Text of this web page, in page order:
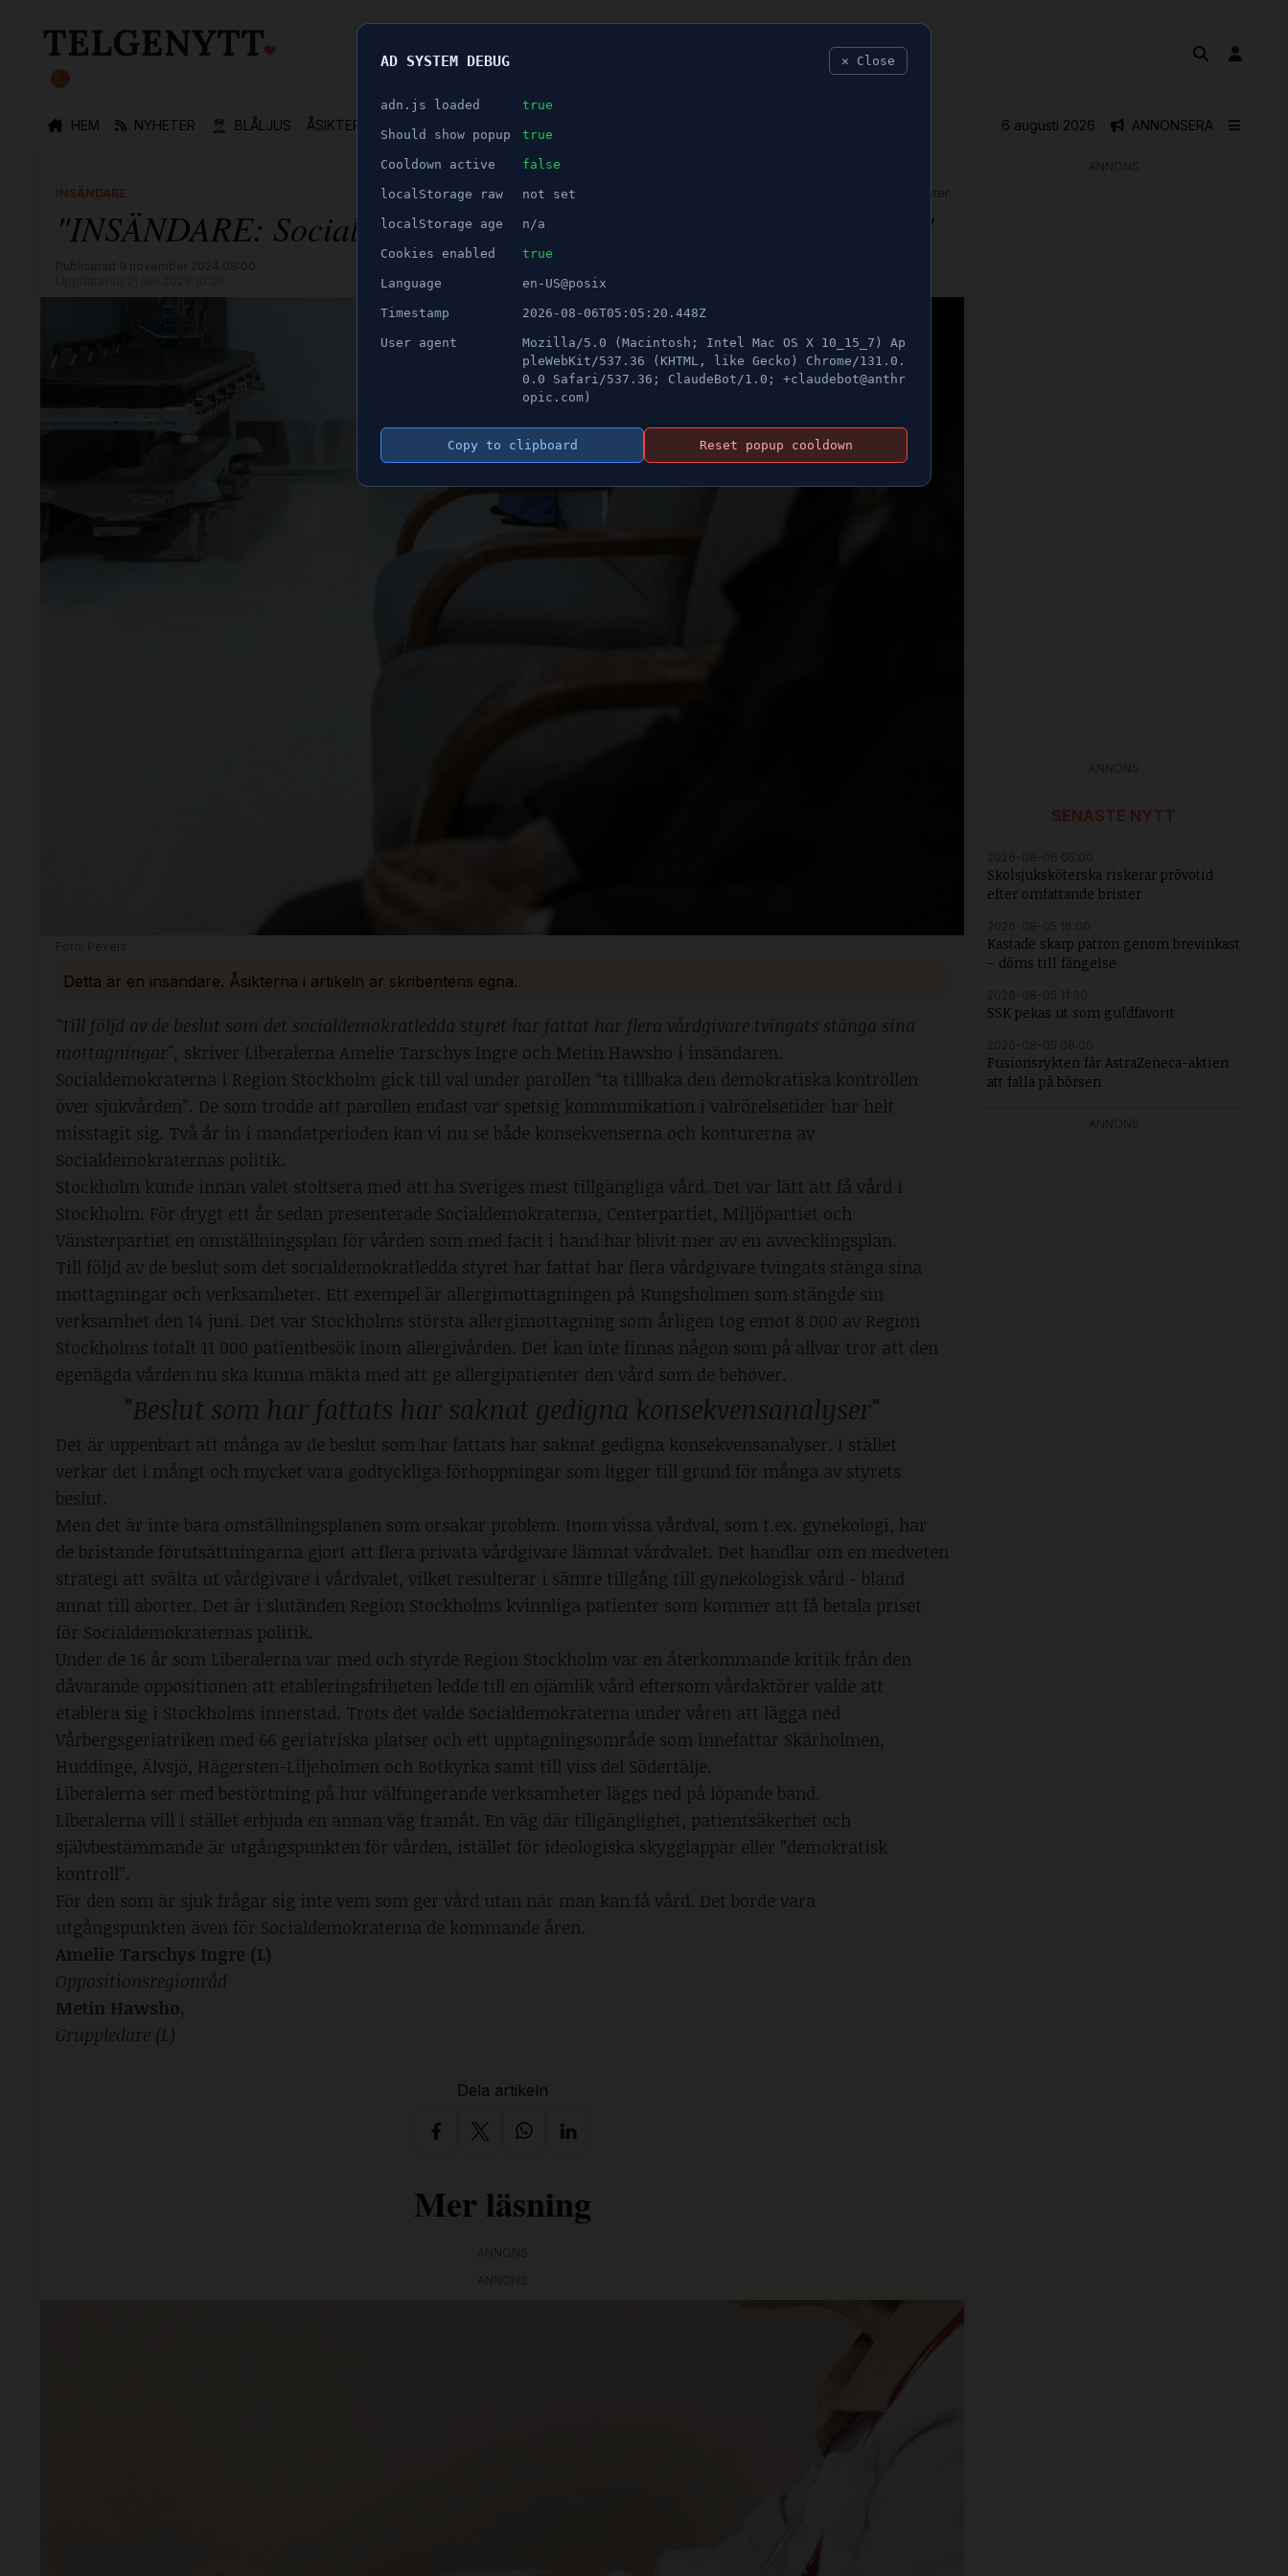
HEM NYHETER 👮🏻‍♂️ BLÅLJUS ÅSIKTER SPORT NÖJE ANNONSERA
6 augusti 2026
ANNONS
INSÄNDARE
"INSÄNDARE: Socialdemokraterna gör det svårare att få vård"
Detta är en insändare. Åsikterna i artikeln är skribentens egna.
"Till följd av de beslut som det socialdemokratledda styret har fattat har flera vårdgivare tvingats stänga sina
mottagningar", skriver Liberalerna Amelie Tarschys Ingre och Metin Hawsho i insändaren.
Socialdemokraterna i Region Stockholm gick till val under parollen “ta tillbaka den demokratiska kontrollen
över sjukvården”. De som trodde att parollen endast var spetsig kommunikation i valrörelsetider har helt
misstagit sig. Två år in i mandatperioden kan vi nu se både konsekvenserna och konturerna av
Socialdemokraternas politik.
Stockholm kunde innan valet stoltsera med att ha Sveriges mest tillgängliga vård. Det var lätt att få vård i
Stockholm. För drygt ett år sedan presenterade Socialdemokraterna, Centerpartiet, Miljöpartiet och
Vänsterpartiet en omställningsplan för vården som med facit i hand har blivit mer av en avvecklingsplan.
Till följd av de beslut som det socialdemokratledda styret har fattat har flera vårdgivare tvingats stänga sina
mottagningar och verksamheter. Ett exempel är allergimottagningen på Kungsholmen som stängde sin
verksamhet den 14 juni. Det var Stockholms största allergimottagning som årligen tog emot 8 000 av Region
Stockholms totalt 11 000 patientbesök inom allergivården. Det kan inte finnas någon som på allvar tror att den
egenägda vården nu ska kunna mäkta med att ge allergipatienter den vård som de behöver.
"Beslut som har fattats har saknat gedigna konsekvensanalyser"
Det är uppenbart att många av de beslut som har fattats har saknat gedigna konsekvensanalyser. I stället
verkar det i mångt och mycket vara godtyckliga förhoppningar som ligger till grund för många av styrets
beslut.
Men det är inte bara omställningsplanen som orsakar problem. Inom vissa vårdval, som t.ex. gynekologi, har
de bristande förutsättningarna gjort att flera privata vårdgivare lämnat vårdvalet. Det handlar om en medveten
strategi att svälta ut vårdgivare i vårdvalet, vilket resulterar i sämre tillgång till gynekologisk vård - bland
annat till aborter. Det är i slutänden Region Stockholms kvinnliga patienter som kommer att få betala priset
för Socialdemokraternas politik.
Under de 16 år som Liberalerna var med och styrde Region Stockholm var en återkommande kritik från den
dåvarande oppositionen att etableringsfriheten ledde till en ojämlik vård eftersom vårdaktörer valde att
etablera sig i Stockholms innerstad. Trots det valde Socialdemokraterna under våren att lägga ned
Vårbergsgeriatriken med 66 geriatriska platser och ett upptagningsområde som innefattar Skärholmen,
Huddinge, Älvsjö, Hägersten-Liljeholmen och Botkyrka samt till viss del Södertälje.
Liberalerna ser med bestörtning på hur välfungerande verksamheter läggs ned på löpande band.
Liberalerna vill i stället erbjuda en annan väg framåt. En väg där tillgänglighet, patientsäkerhet och
självbestämmande är utgångspunkten för vården, istället för ideologiska skygglappar eller ”demokratisk
kontroll”.
För den som är sjuk frågar sig inte vem som ger vård utan när man kan få vård. Det borde vara
utgångspunkten även för Socialdemokraterna de kommande åren.
Amelie Tarschys Ingre (L)
Oppositionsregionråd
Metin Hawsho,
Gruppledare (L)
Dela artikeln
Mer läsning
SENASTE NYTT
Skolsjuksköterska riskerar prövotid
efter omfattande brister
Kastade skarp patron genom brevinkast
– döms till fängelse
SSK pekas ut som guldfavorit
Fusionsrykten får AstraZeneca-aktien
att falla på börsen
AD SYSTEM DEBUG ✕ Close
adn.js loaded true
Should show popup true
Cooldown active false
localStorage raw not set
localStorage age n/a
Cookies enabled true
Language en-US@posix
Timestamp 2026-08-06T05:05:20.448Z
User agent
Mozilla/5.0 (Macintosh; Intel Mac OS X 10_15_7) Ap
pleWebKit/537.36 (KHTML, like Gecko) Chrome/131.0.
0.0 Safari/537.36; ClaudeBot/1.0; +claudebot@anthr
opic.com)
Copy to clipboard Reset popup cooldown